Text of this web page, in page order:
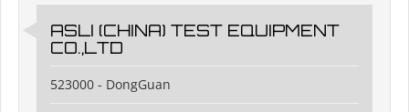
ASLI (CHINA) TEST EQUIPMENT
CO.,LTD
523000 - DongGuan